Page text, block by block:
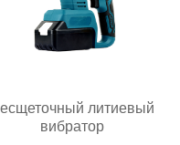
литиевый
вибратор